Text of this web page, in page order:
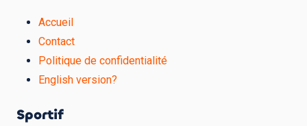
Accueil
Contact
Politique de confidentialité
English version?
Sportif